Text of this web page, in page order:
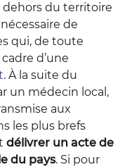
du territoire
de
qui, de toute
d’une
. À la suite du
un médecin local,
aux
les plus brefs
délivrer un acte de
du pays. Si pour